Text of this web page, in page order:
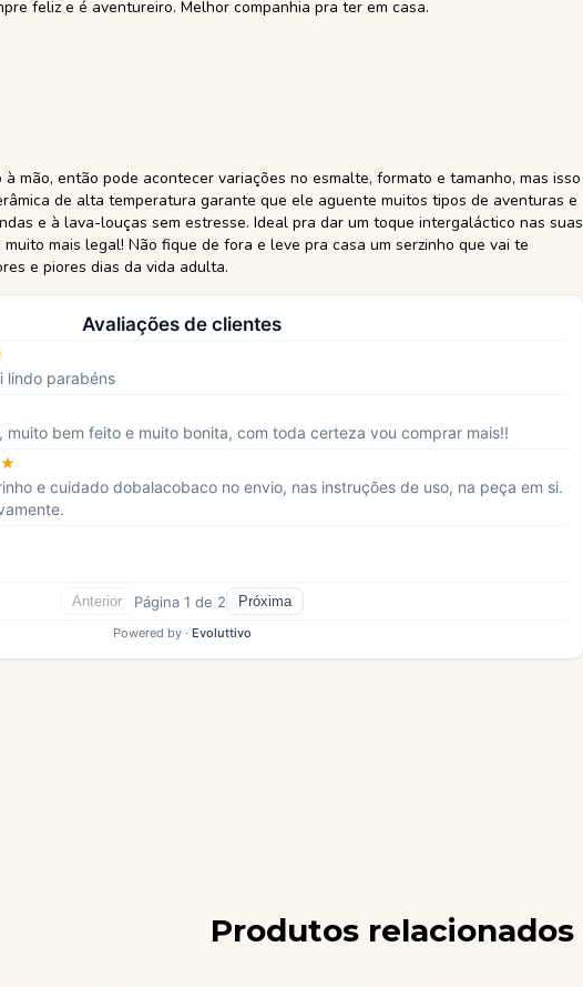
feliz e é aventureiro. Melhor companhia pra ter em casa.
mão, então pode acontecer variações no esmalte, formato e tamanho, mas isso
de alta temperatura garante que ele aguente muitos tipos de aventuras e
e à lava-louças sem estresse. Ideal pra dar um toque intergaláctico nas suas
mais legal! Não fique de fora e leve pra casa um serzinho que vai te
e piores dias da vida adulta.
Produtos relacionados